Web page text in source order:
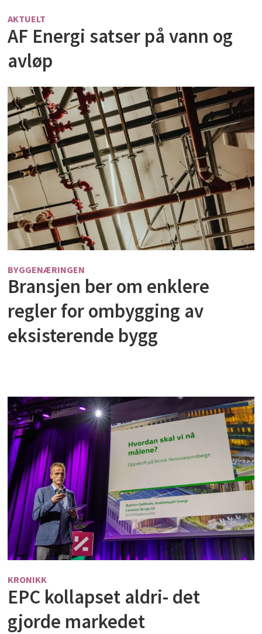
AKTUELT
AF Energi satser på vann og
avløp
BYGGENÆRINGEN
Bransjen ber om enklere
regler for ombygging av
eksisterende bygg
KRONIKK
EPC kollapset aldri- det
gjorde markedet